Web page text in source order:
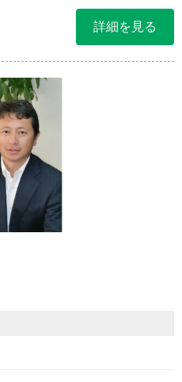
詳細を見る